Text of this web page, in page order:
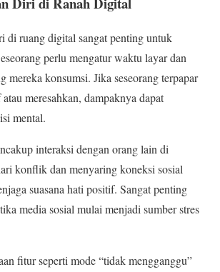
di ruang digital sangat penting untuk
perlu mengatur waktu layar dan
mereka konsumsi. Jika seseorang terpapar
meresahkan, dampaknya dapat
mental.
interaksi dengan orang lain di
konflik dan menyaring koneksi sosial
suasana hati positif. Sangat penting
media sosial mulai menjadi sumber stres
fitur seperti mode “tidak mengganggu”